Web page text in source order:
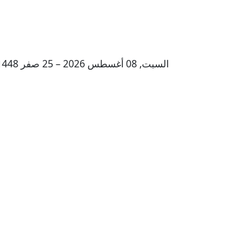
السبت, 08 أغسطس 2026 – 25 صفر 1448 هـ